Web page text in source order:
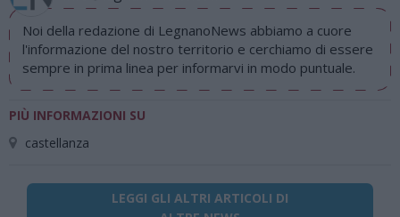
Noi della redazione di LegnanoNews abbiamo a cuore
l'informazione del nostro territorio e cerchiamo di essere
sempre in prima linea per informarvi in modo puntuale.
PIÙ INFORMAZIONI SU
castellanza
LEGGI GLI ALTRI ARTICOLI DI